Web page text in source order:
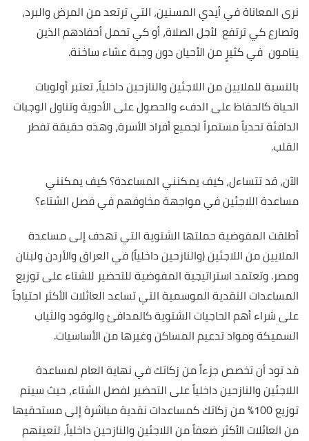
نرى المعاناة في أيدي المسنين، التي ترتعد من المرض والبرد،
وتصارع كي ترتفع لأجل الصلاة، أو كي تحمل أحفادهم الذين
ينامون في كثيرٍ من الأحيان دون وجبة عشاء ساخنة.
بالنسبة للملايين من اللاجئين والنازحين داخلياً، تعتبر أولويات
الحياة كالحفاظ على الدفء والحصول على الأدوية وتناول الوجبات
الدافئة تحدياً مستمراً لجميع أفراد الأسرة، وهذه حقيقة تفطر
القلب.
الآن، قد تتساءل، كيف يمكنني المساعدة؟ كيف يمكنني
مساعدة اللاجئين في مواجهة مخاوفهم في فصل الشتاء؟
أطلقت المفوضية حملتها الشتوية التي تهدف إلى مساعدة
الملايين من اللاجئين (والنازحين داخلياً) في العراق والأردن ولبنان
ومصر. وتعتمد استراتيجية المفوضية للتحضير للشتاء على توزيع
المساعدات النقدية الموسمية التي تساعد العائلات الأكثر احتياجاً
على شراء أهم الحاجيات الشتوية كالمدافئ والوقود والثياب
السميكة ومواد تدعيم المساكن وغيرها من الأساسيات.
قد تود أن تخصص جزءاً من زكاتك في نهاية العام لمساعدة
اللاجئين والنازحين داخلياً على التحضير لفصل الشتاء، حيث سيتم
توزيع 100٪ من زكاتك كمساعدات نقدية مباشرة إلى مستحقيها
من العائلات الأكثر ضعفاً من اللاجئين والنازحين داخلياً، لتعينهم